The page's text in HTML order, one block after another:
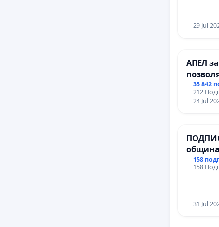
29 Jul
АПЕЛ
Радев
35 842
212
24 Jul
община
за
МЕД”
158
158
31 Jul